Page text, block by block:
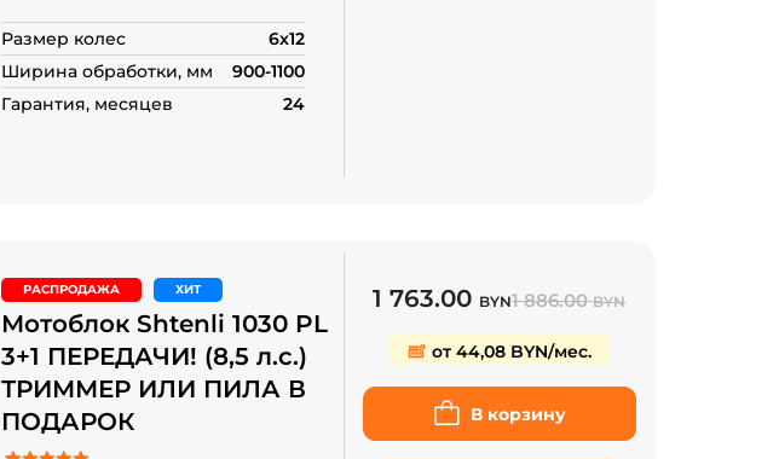
Размер колес
6х12
Ширина обработки, мм
900-1100
Гарантия, месяцев
24
РАСПРОДАЖА ХИТ
Мотоблок Shtenli 1030 PL
3+1 ПЕРЕДАЧИ! (8,5 л.с.)
ТРИММЕР ИЛИ ПИЛА В
ПОДАРОК
1 763.00 BYN1 886.00BYN
от 44,08 BYN/мес.
В корзину